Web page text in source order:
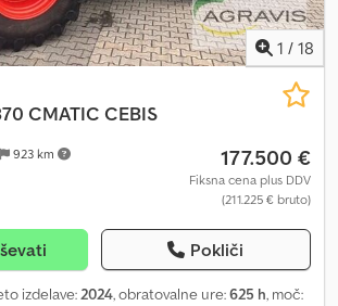
1 / 18
923 km
CMATIC CEBIS
177.500 €
Fiksna cena plus DDV
(211.225 € bruto)
Pokliči
izdelave:2024, obratovalne ure:625 h, moč: